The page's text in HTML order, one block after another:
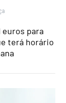
euros para
terá horário